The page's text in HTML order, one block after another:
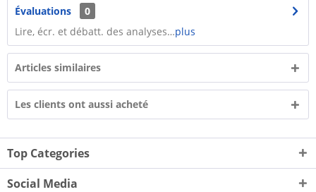
Évaluations
0
Lire, écr. et débatt. des analyses…plus
Articles similaires
Les clients ont aussi acheté
Top Categories
Social Media